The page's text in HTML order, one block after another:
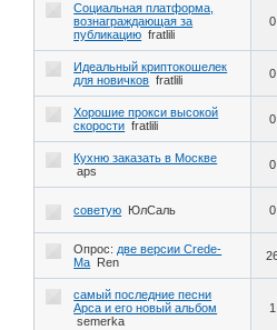
Социальная платформа,
вознаграждающая за
публикацию fratlili
0
Идеальный криптокошелек
для новичков fratlili 0
Хорошие прокси высокой
скорости fratlili 0
Кухню заказать в Москве
aps
0
советую ЮлСаль 0
Опрос: две версии Сrede-
Ma
Ren
самый последние песни
Арса и его новый альбом
semerka
1